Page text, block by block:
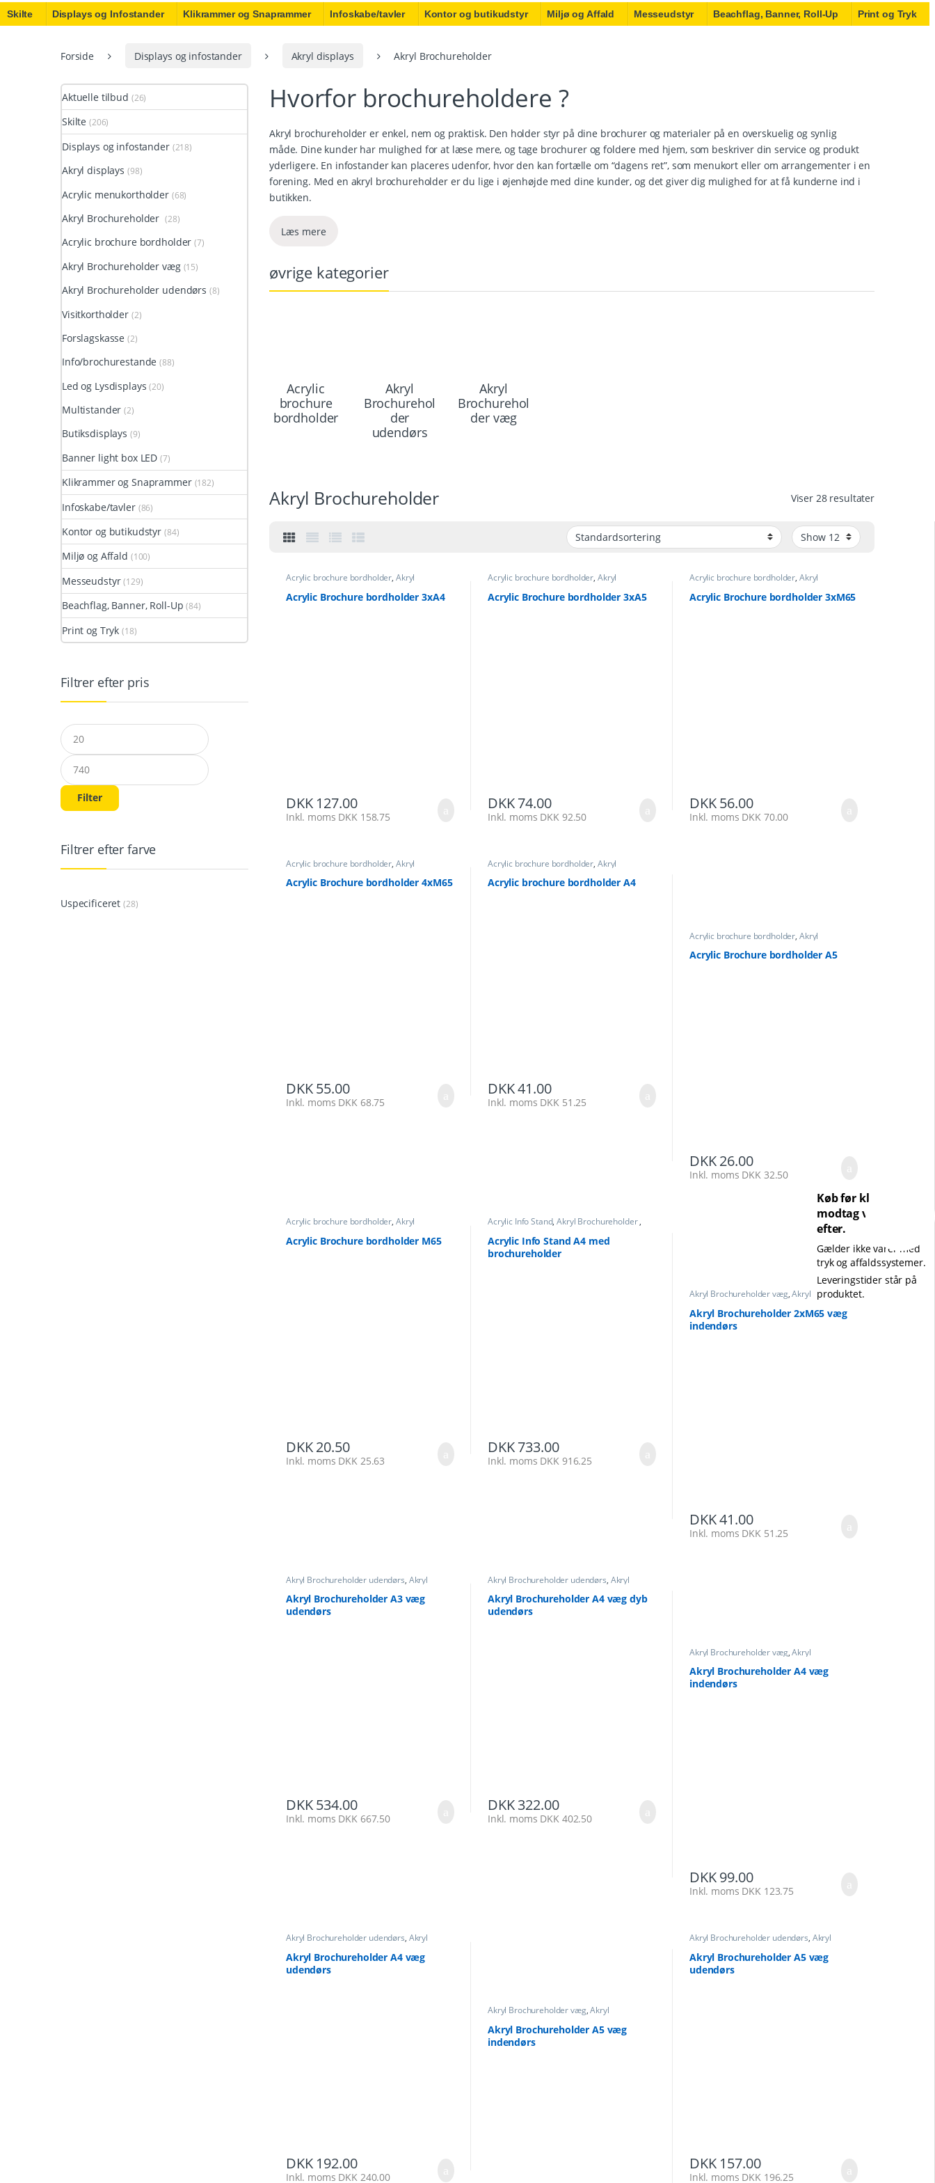
Skilte Displays og Infostander Klikrammer og Snaprammer Infoskabe/tavler Kontor og butikudstyr Miljø og Affald Messeudstyr Beachflag, Banner, Roll-Up Print og Tryk
Forside Displays og infostander Akryl displays Akryl Brochureholder
Hvorfor brochureholdere ?
Akryl brochureholder er enkel, nem og praktisk. Den holder styr på dine brochurer og materialer på en overskuelig og synlig
måde. Dine kunder har mulighed for at læse mere, og tage brochurer og foldere med hjem, som beskriver din service og produkt
yderligere. En infostander kan placeres udenfor, hvor den kan fortælle om “dagens ret”, som menukort eller om arrangementer i en
forening. Med en akryl brochureholder er du lige i øjenhøjde med dine kunder, og det giver dig mulighed for at få kunderne ind i
butikken.
med til brug både indendøres og udendørs til brochurer og information. Brochurestander, fritstående til informations
Læs mere
øvrige kategorier
Acrylic
brochure
bordholder
Akryl
Brochurehol
der
udendørs
Akryl
Brochurehol
der væg
Akryl Brochureholder Viser 28 resultater
Acrylic brochure bordholder, Akryl
Brochureholder
Acrylic Brochure bordholder 3xA4
DKK127.00
Inkl. moms DKK 158.75
Acrylic brochure bordholder, Akryl
Brochureholder
Acrylic Brochure bordholder 3xA5
DKK74.00
Inkl. moms DKK 92.50
Acrylic brochure bordholder, Akryl
Brochureholder
Acrylic Brochure bordholder 3xM65
DKK56.00
Inkl. moms DKK 70.00
Acrylic brochure bordholder, Akryl
Brochureholder
Acrylic Brochure bordholder 4xM65
DKK55.00
Inkl. moms DKK 68.75
Acrylic brochure bordholder, Akryl
Brochureholder
Acrylic brochure bordholder A4
DKK41.00
Inkl. moms DKK 51.25
Acrylic brochure bordholder, Akryl
Brochureholder
Acrylic Brochure bordholder A5
DKK26.00
Inkl. moms DKK 32.50
Acrylic brochure bordholder, Akryl
Brochureholder
Acrylic Brochure bordholder M65
DKK20.50
Inkl. moms DKK 25.63
Acrylic Info Stand,Akryl Brochureholder,
Info/brochurestande
Acrylic Info Stand A4 med
brochureholder
DKK733.00
Inkl. moms DKK 916.25
Akryl Brochureholder væg,Akryl
Brochureholder
Akryl Brochureholder 2xM65 væg
indendørs
DKK41.00
Inkl. moms DKK 51.25
Akryl Brochureholder udendørs, Akryl
Brochureholder væg Akryl Brochureholder
Akryl Brochureholder A3 væg
udendørs
DKK534.00
Inkl. moms DKK 667.50
Akryl Brochureholder udendørs, Akryl
Brochureholder væg Akryl Brochureholder
Akryl Brochureholder A4 væg dyb
udendørs
DKK322.00
Inkl. moms DKK 402.50
Akryl Brochureholder væg,Akryl
Brochureholder
Akryl Brochureholder A4 væg
indendørs
DKK99.00
Inkl. moms DKK 123.75
Akryl Brochureholder udendørs, Akryl
Brochureholder væg Akryl Brochureholder
Akryl Brochureholder A4 væg
udendørs
DKK192.00
Inkl. moms DKK 240.00
Akryl Brochureholder væg,Akryl
Brochureholder
Akryl Brochureholder A5 væg
indendørs
Akryl Brochureholder udendørs, Akryl
Brochureholder væg Akryl Brochureholder
Akryl Brochureholder A5 væg
udendørs
DKK157.00
Inkl. moms DKK 196.25
Aktuelle tilbud (26)
Skilte (206)
Displays og infostander (218)
Akryl displays (98)
Acrylic menukortholder (68)
Akryl Brochureholder (28)
Acrylic brochure bordholder (7)
Akryl Brochureholder væg (15)
Akryl Brochureholder udendørs (8)
Visitkortholder (2)
Forslagskasse (2)
Info/brochurestande (88)
Led og Lysdisplays (20)
Multistander (2)
Butiksdisplays (9)
Banner light box LED (7)
Klikrammer og Snaprammer (182)
Infoskabe/tavler (86)
Kontor og butikudstyr (84)
Miljø og Affald (100)
Messeudstyr (129)
Beachflag, Banner, Roll-Up (84)
Print og Tryk (18)
Filtrer efter pris
Mindste pris
Højeste pris
Filter
Filtrer efter farve
Uspecificeret (28)
Køb før kl. 14 og
modtag varen dagen
efter.
Gælder ikke varer med
tryk og affaldssystemer.
Leveringstider står på
produktet.